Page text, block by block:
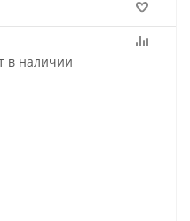
в наличии